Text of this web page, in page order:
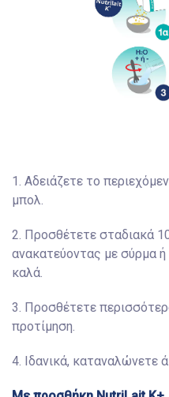
1. Αδειάζετε το
μπολ.
2. Προσθέτετε σταδιακά
ανακατεύοντας με σύρμα ή
καλά.
3. Προσθέτετε
προτίμηση.
4. Ιδανικά, καταναλώνετε